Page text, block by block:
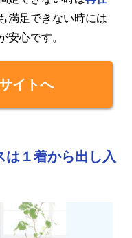
満足できない時には
安心です。
イトへ
は１着から出し入